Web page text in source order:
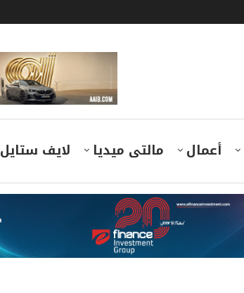
أعمال مالتى ميديا لايف ستايل